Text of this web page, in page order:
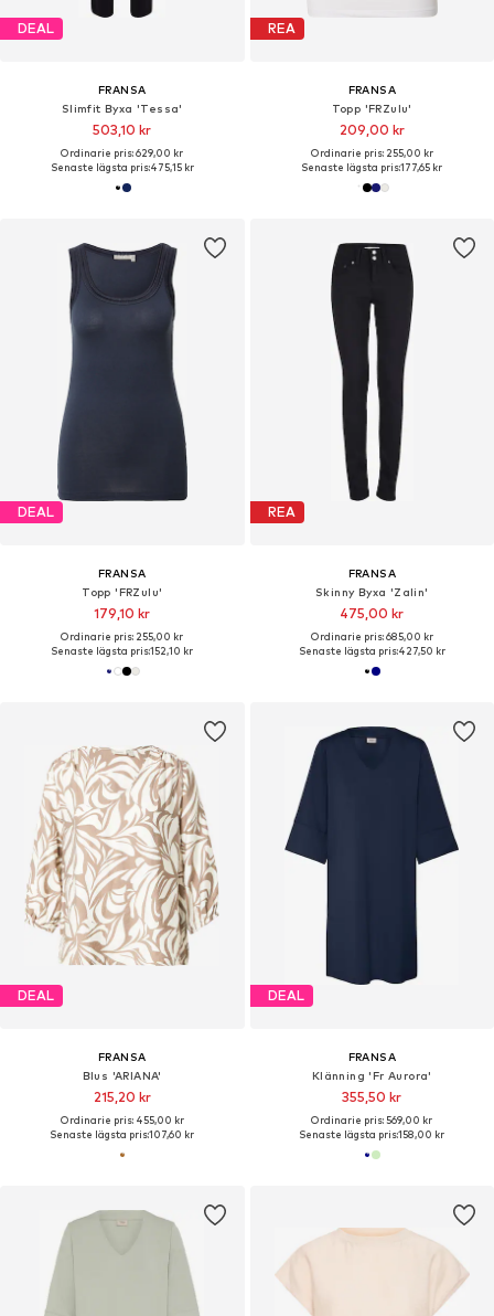
DEAL
FRANSA
Slimfit Byxa 'Tessa'
503,10 kr
Ordinarie pris: 629,00 kr
Senaste lägsta pris:475,15 kr
REA
FRANSA
Topp 'FRZulu'
209,00 kr
Ordinarie pris: 255,00 kr
Senaste lägsta pris:177,65 kr
DEAL
FRANSA
Topp 'FRZulu'
179,10 kr
Ordinarie pris: 255,00 kr
Senaste lägsta pris:152,10 kr
REA
FRANSA
Skinny Byxa 'Zalin'
475,00 kr
Ordinarie pris: 685,00 kr
Senaste lägsta pris:427,50 kr
DEAL
FRANSA
Blus 'ARIANA'
215,20 kr
Ordinarie pris: 455,00 kr
Senaste lägsta pris:107,60 kr
DEAL
FRANSA
Klänning 'Fr Aurora'
355,50 kr
Ordinarie pris: 569,00 kr
Senaste lägsta pris:158,00 kr